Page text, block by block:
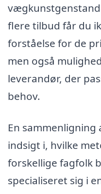
flere tilbud får du
forståelse for de
men også
leverandør, der
behov.
En sammenligning
indsigt i, hvilke
forskellige fagfolk
specialiseret sig i